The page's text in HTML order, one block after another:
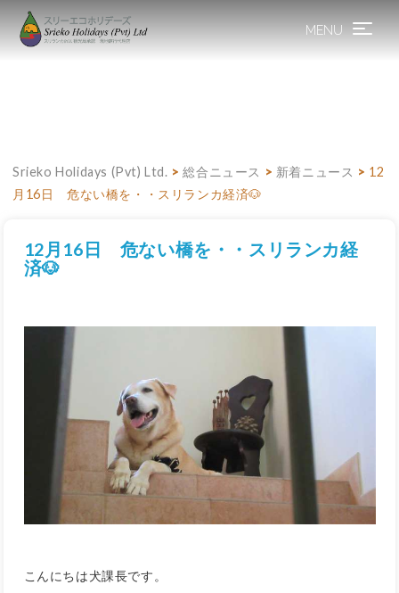
MENU Toggle
Srieko Holidays (Pvt) Ltd. >総合ニュース > 新着ニュース > 12
月16日 危ない橋を・・スリランカ経済🐶
12月16日 危ない橋を・・スリランカ経
済🐶
こんにちは犬課長です。